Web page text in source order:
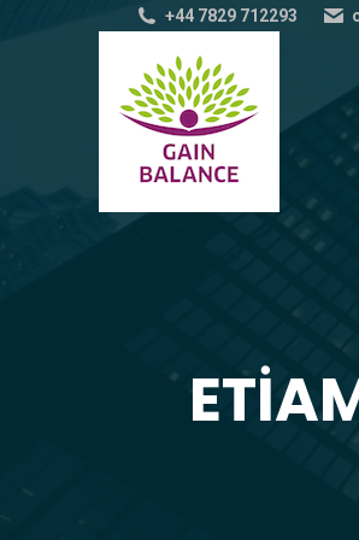
+44 7829 712293